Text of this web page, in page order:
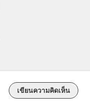
เขียนความคิดเห็น